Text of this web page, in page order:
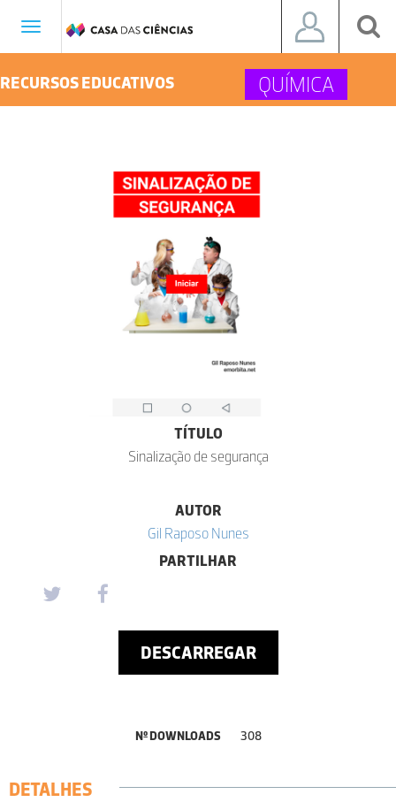
Toggle
RECURSOS EDUCATIVOS QUÍMICA
TÍTULO
Sinalização de segurança
AUTOR
Gil Raposo Nunes
PARTILHAR
DESCARREGAR
Nº DOWNLOADS 308
DETALHES